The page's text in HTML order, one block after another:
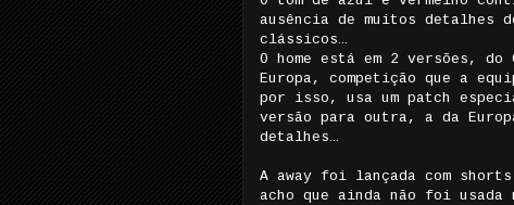
ausência de muitos detalhes
clássicos…
O home está em 2 versões, do
Europa, competição que a
por isso, usa um patch
versão para outra, a da
detalhes…
A away foi lançada com
acho que ainda não foi usada